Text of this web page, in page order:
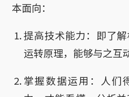
本面向：
提高技术能力：即了
运转原理，能够与之互
掌握数据运用：人们